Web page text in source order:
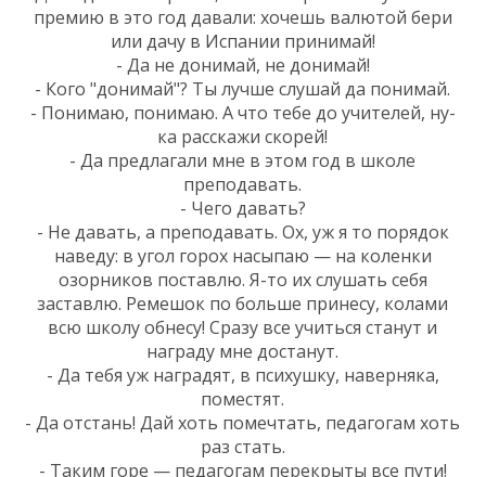
премию в это год давали: хочешь валютой бери
или дачу в Испании принимай!
- Да не донимай, не донимай!
- Кого "донимай"? Ты лучше слушай да понимай.
- Понимаю, понимаю. А что тебе до учителей, ну-
ка расскажи скорей!
- Да предлагали мне в этом год в школе
преподавать.
- Чего давать?
- Не давать, а преподавать. Ох, уж я то порядок
наведу: в угол горох насыпаю — на коленки
озорников поставлю. Я-то их слушать себя
заставлю. Ремешок по больше принесу, колами
всю школу обнесу! Сразу все учиться станут и
награду мне достанут.
- Да тебя уж наградят, в психушку, наверняка,
поместят.
- Да отстань! Дай хоть помечтать, педагогам хоть
раз стать.
- Таким горе — педагогам перекрыты все пути!